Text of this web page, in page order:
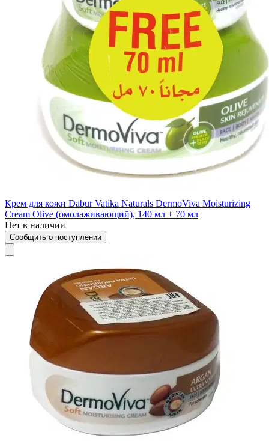
Крем для кожи Dabur Vatika Naturals DermoViva Moisturizing
Cream Olive (омолаживающий), 140 мл + 70 мл
Нет в наличии
Сообщить о поступлении